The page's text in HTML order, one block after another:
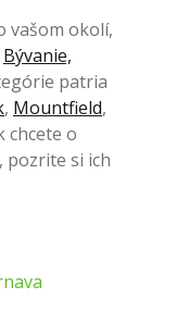
vašom okolí,
Bývanie,
patria
, Mountfield,
chcete o
pozrite si ich